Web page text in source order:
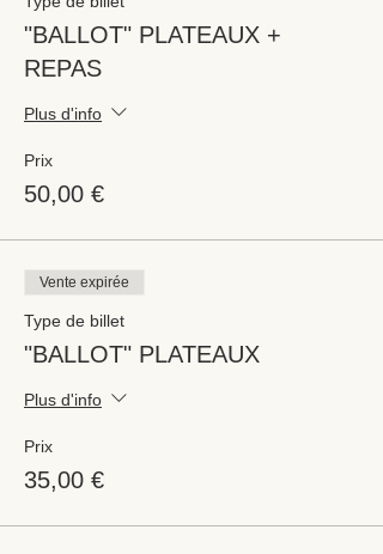
"BALLOT" PLATEAUX +
REPAS
Plus d'info
Prix
50,00 €
Vente expirée
Type de billet
"BALLOT" PLATEAUX
Plus d'info
Prix
35,00 €